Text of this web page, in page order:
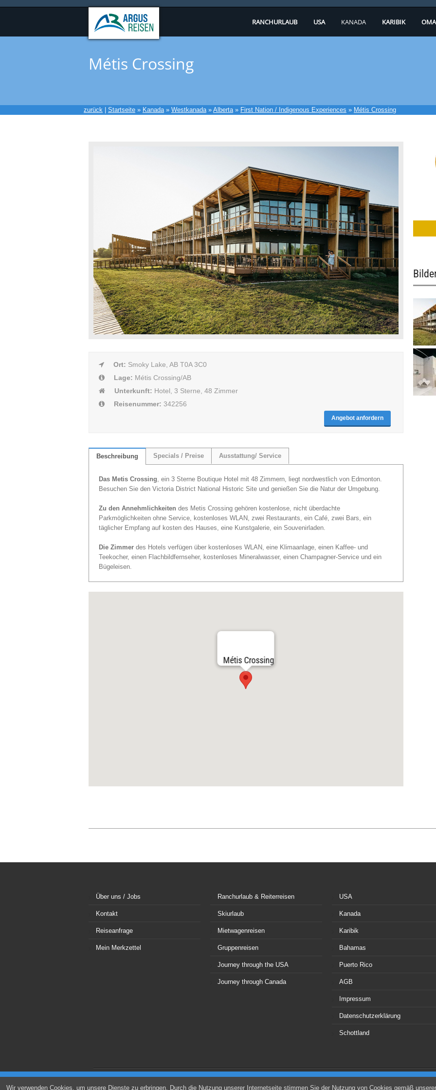
RANCHURLAUB USA KANADA KARIBIK
Métis Crossing
zurück Startseite » Kanada» Westkanada» Alberta» First Nation / Indigenous Experiences » Métis Crossing
Ort: Smoky Lake, AB T0A 3C0
Lage: Métis Crossing/AB
Unterkunft: Hotel, 3 Sterne, 48 Zimmer
Reisenummer: 342256
Angebot anfordern
Beschreibung Specials / Preise Ausstattung/ Service
Das Metis Crossing, ein 3 Sterne Boutique Hotel mit 48 Zimmern, liegt nordwestlich von Edmonton.
Besuchen Sie den Victoria District National Historic Site und genießen Sie die Natur der Umgebung.
Zu den Annehmlichkeiten des Metis Crossing gehören kostenlose, nicht überdachte
Parkmöglichkeiten ohne Service, kostenloses WLAN, zwei Restaurants, ein Café, zwei Bars, ein
täglicher Empfang auf kosten des Hauses, eine Kunstgalerie, ein Souvenirladen.
Die Zimmer des Hotels verfügen über kostenloses WLAN, eine Klimaanlage, einen Kaffee- und
Teekocher, einen Flachbildfernseher, kostenloses Mineralwasser, einen Champagner-Service und ein
Bügeleisen.
Métis Crossing
05594 930 930 | Newsletter
Über uns / Jobs
Kontakt
Reiseanfrage
Mein Merkzettel
Ranchurlaub & Reiterreisen
Skiurlaub
Mietwagenreisen
Gruppenreisen
Journey through the USA
Journey through Canada
USA
Kanada
Karibik
Bahamas
Puerto Rico
AGB
Impressum
Datenschutzerklärung
Schottland
Copyright © 2026 All Right Reserved, ARGUS REISEN
Wir verwenden Cookies, um unsere Dienste zu erbringen. Durch die Nutzung unserer Internetseite stimmen Sie der Nutzung von Cookies gemäß unserer